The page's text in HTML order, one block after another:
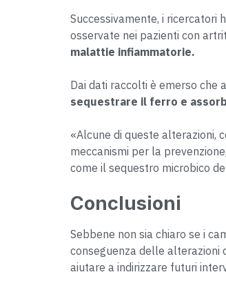
Successivamente, i ricercatori
osservate nei pazienti con
malattie infiammatorie.
Dai dati raccolti è emerso che
sequestrare il ferro e
«Alcune di queste alterazioni,
meccanismi per la
come il sequestro microbico
Conclusioni
Sebbene non sia chiaro se i
conseguenza delle
aiutare a indirizzare futuri